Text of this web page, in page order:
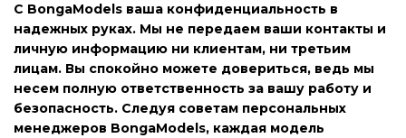
С BongaModels ваша конфиденциальность в
надежных руках. Мы не передаем ваши контакты и
личную информацию ни клиентам, ни третьим
лицам. Вы спокойно можете довериться, ведь мы
несем полную ответственность за вашу работу и
безопасность. Следуя советам персональных
менеджеров BongaModels, каждая модель